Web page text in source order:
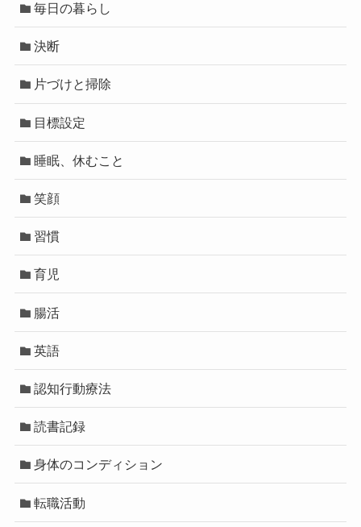
毎日の暮らし
決断
片づけと掃除
目標設定
睡眠、休むこと
笑顔
習慣
育児
腸活
英語
認知行動療法
読書記録
身体のコンディション
転職活動